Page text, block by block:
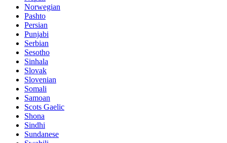
Norwegian
Pashto
Persian
Punjabi
Serbian
Sesotho
Sinhala
Slovak
Slovenian
Somali
Samoan
Scots Gaelic
Shona
Sindhi
Sundanese